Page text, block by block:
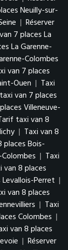
Neuilly-sur-
| Réserver
7 places La
La Garenne-
Colombes
van 7 places
Ouen | Taxi
van 7 places
Villeneuve-
taxi van 8
| Taxi van 8
Bois-
| Taxi
8 places
Perret |
van 8 places
| Taxi
Colombes |
van 8 places
| Réserver